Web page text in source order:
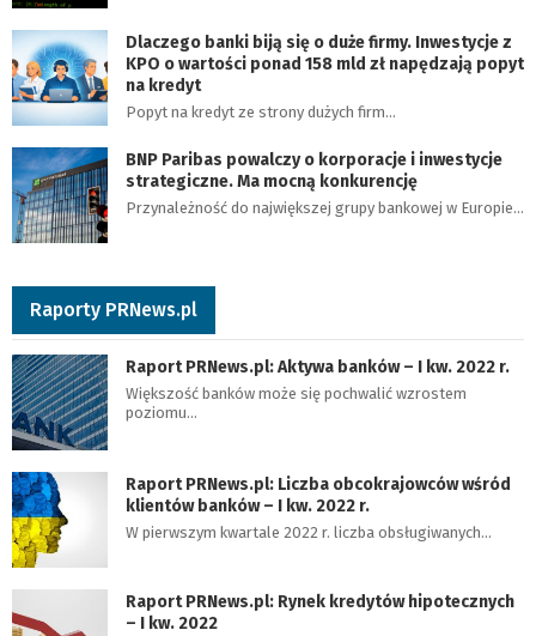
Dlaczego banki biją się o duże firmy. Inwestycje z
KPO o wartości ponad 158 mld zł napędzają popyt
na kredyt
Popyt na kredyt ze strony dużych firm…
BNP Paribas powalczy o korporacje i inwestycje
strategiczne. Ma mocną konkurencję
Przynależność do największej grupy bankowej w Europie…
Raporty PRNews.pl
Raport PRNews.pl: Aktywa banków – I kw. 2022 r.
Większość banków może się pochwalić wzrostem
poziomu…
Raport PRNews.pl: Liczba obcokrajowców wśród
klientów banków – I kw. 2022 r.
W pierwszym kwartale 2022 r. liczba obsługiwanych…
Raport PRNews.pl: Rynek kredytów hipotecznych
– I kw. 2022